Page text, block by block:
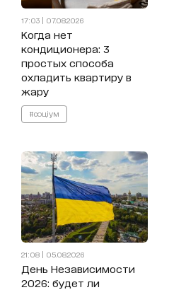
17:03 | 07.08.2026
Когда нет
кондиционера: 3
простых способа
охладить квартиру в
жару
#соціум
21:08 | 05.08.2026
День Независимости
2026: будет ли